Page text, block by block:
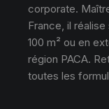
corporate.
France, il
100 m² ou en
région PACA.
toutes les